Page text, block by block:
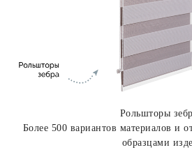
Рольшторы
Более 500 вариантов материалов и
образцами